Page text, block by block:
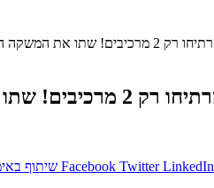
שבוע והורידו 2.5 ק"ג
והורידו 2.5 ק"ג
Facebook Twitter LinkedIn שיתוף